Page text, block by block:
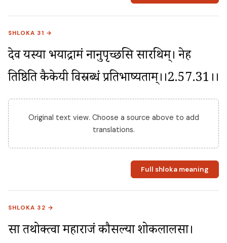
SHLOKA 31 →
देव यस्या भयाद्रामं नानुपृच्छसि सारथिम्। नेह
तिष्ठिति कैकेयी विस्रब्धं प्रतिभाष्यताम्।।2.57.31।।
Original text view. Choose a source above to add
translations.
Full shloka meaning
SHLOKA 32 →
सा तथोक्त्वा महाराजं कौसल्या शोकलालसा।